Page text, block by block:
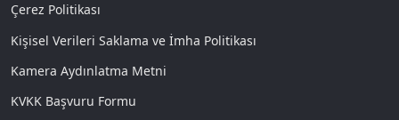
Çerez Politikası
Kişisel Verileri Saklama ve İmha Politikası
Kamera Aydınlatma Metni
KVKK Başvuru Formu